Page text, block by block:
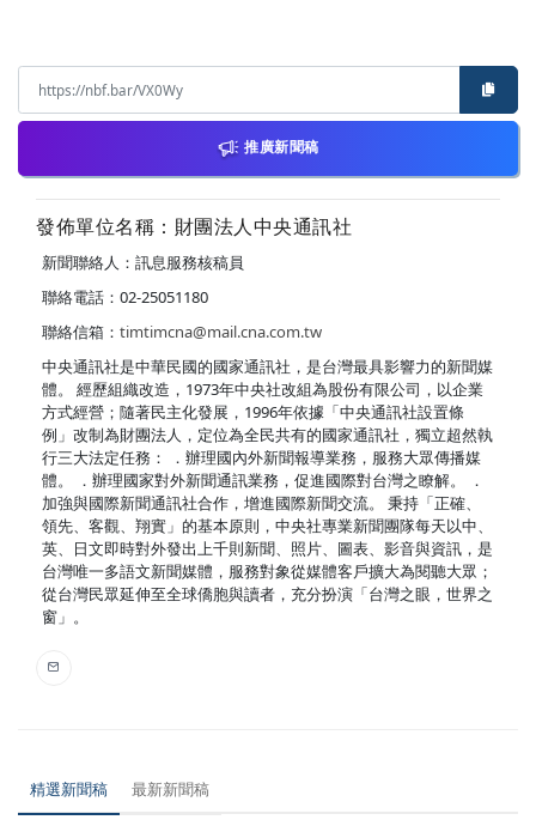
推廣新聞稿
發佈單位名稱：財團法人中央通訊社
新聞聯絡人：訊息服務核稿員
聯絡電話：02-25051180
聯絡信箱： timtimcna@mail.cna.com.tw
中央通訊社是中華民國的國家通訊社，是台灣最具影響力的新聞媒
體。 經歷組織改造，1973年中央社改組為股份有限公司，以企業
方式經營；隨著民主化發展，1996年依據「中央通訊社設置條
例」改制為財團法人，定位為全民共有的國家通訊社，獨立超然執
行三大法定任務： ．辦理國內外新聞報導業務，服務大眾傳播媒
體。 ．辦理國家對外新聞通訊業務，促進國際對台灣之瞭解。 ．
加強與國際新聞通訊社合作，增進國際新聞交流。 秉持「正確、
領先、客觀、翔實」的基本原則，中央社專業新聞團隊每天以中、
英、日文即時對外發出上千則新聞、照片、圖表、影音與資訊，是
台灣唯一多語文新聞媒體，服務對象從媒體客戶擴大為閱聽大眾；
從台灣民眾延伸至全球僑胞與讀者，充分扮演「台灣之眼，世界之
窗」。
精選新聞稿 最新新聞稿